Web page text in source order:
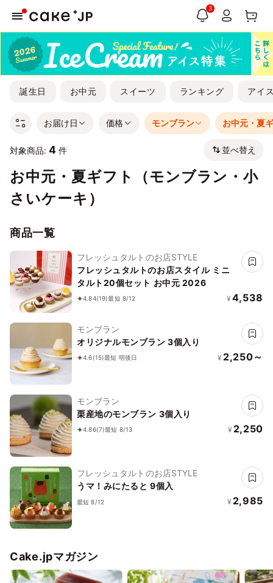
3
誕生日 お中元 スイーツ ランキング アイ
お届け日 価格 モンブラン お中元・夏
対象商品: 4 件 並べ替え
お中元・夏ギフト（モンブラン・小
さいケーキ）
商品一覧
フレッシュタルトのお店STYLE
フレッシュタルトのお店スタイル ミニ
タルト20個セット お中元 2026
4.84(19)最短 8/12 ¥ 4,538
モンブラン
オリジナルモンブラン 3個入り
4.6(15)最短 明後日 ¥ 2,250～
モンブラン
栗産地のモンブラン 3個入り
4.86(7)最短 8/13 ¥ 2,250
フレッシュタルトのお店STYLE
うマ！みにたると 9個入
最短 8/12 ¥ 2,985
Cake.jpマガジン